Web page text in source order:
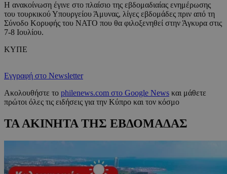
Η ανακοίνωση έγινε στο πλαίσιο της εβδομαδιαίας ενημέρωσης
του τουρκικού Υπουργείου Άμυνας, λίγες εβδομάδες πριν από τη
Σύνοδο Κορυφής του ΝΑΤΟ που θα φιλοξενηθεί στην Άγκυρα στις
7-8 Ιουλίου.
ΚΥΠΕ
Εγγραφή στο Newsletter
Ακολουθήστε το philenews.com στο Google News και μάθετε
πρώτοι όλες τις ειδήσεις για την Κύπρο και τον κόσμο
ΤΑ ΑΚΙΝΗΤΑ ΤΗΣ ΕΒΔΟΜΑΔΑΣ